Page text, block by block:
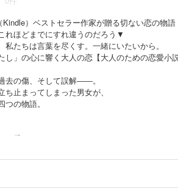
）ベストセラー作家が贈る切ない恋の物語
れほどまでにすれ違うのだろう▼
私たちは言葉を尽くす。一緒にいたいから。
し」の心に響く大人の恋【大人のための恋愛小説
去の傷、そして誤解――。
ち止まってしまった男女が、
の物語。
た愛」※
深い森の館にこもり「秘薬」と向き合い続ける
えながらも、いつかその心まで秘薬に奪われて
された男と女の愛情物語。